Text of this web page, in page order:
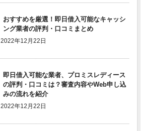
おすすめを厳選！即日借入可能なキャッシ
ング業者の評判・口コミまとめ
2022年12月22日
即日借入可能な業者、プロミスレディース
の評判・口コミは？審査内容やWeb申し込
みの流れを紹介
2022年12月22日